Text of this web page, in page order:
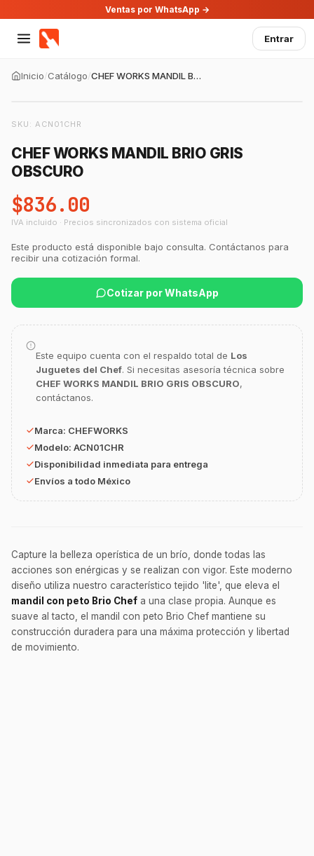
Ventas por WhatsApp →
Entrar
Inicio/Catálogo/ CHEF WORKS MANDIL BRIO GRIS OBSCURO
SKU: ACN01CHR
CHEF WORKS MANDIL BRIO GRIS
OBSCURO
$836.00
IVA incluido · Precios sincronizados con sistema oficial
Este producto está disponible bajo consulta. Contáctanos para
recibir una cotización formal.
Cotizar por WhatsApp
Este equipo cuenta con el respaldo total de Los
Juguetes del Chef. Si necesitas asesoría técnica sobre
CHEF WORKS MANDIL BRIO GRIS OBSCURO,
contáctanos.
Marca: CHEFWORKS
Modelo: ACN01CHR
Disponibilidad inmediata para entrega
Envíos a todo México
Capture la belleza operística de un brío, donde todas las
acciones son enérgicas y se realizan con vigor. Este moderno
diseño utiliza nuestro característico tejido 'lite', que eleva el
mandil con peto Brio Chef a una clase propia. Aunque es
suave al tacto, el mandil con peto Brio Chef mantiene su
construcción duradera para una máxima protección y libertad
de movimiento.
GastroBot
Asesor Chef Online
¡Hola Chef! 🍳 Soy GastroBot, tu asesor
Ver uniformes y filipinas
Ver sucursales y contacto